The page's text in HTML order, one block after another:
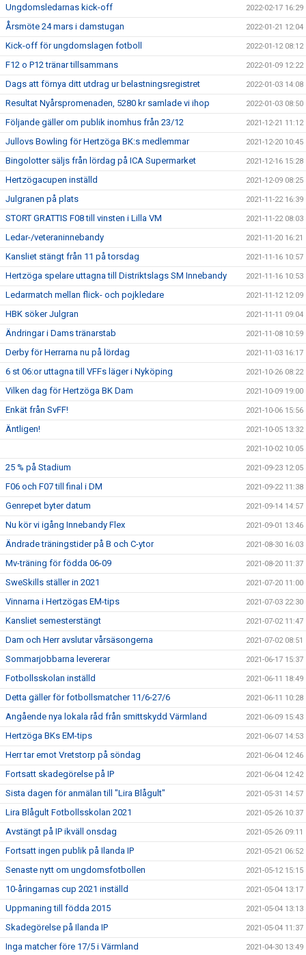
Ungdomsledarnas kick-off 2022-02-17 16:29
Årsmöte 24 mars i damstugan 2022-01-21 12:04
Kick-off för ungdomslagen fotboll 2022-01-12 08:12
F12 o P12 tränar tillsammans 2022-01-09 12:22
Dags att förnya ditt utdrag ur belastningsregistret 2022-01-03 14:08
Resultat Nyårspromenaden, 5280 kr samlade vi ihop 2022-01-03 08:50
Följande gäller om publik inomhus från 23/12 2021-12-21 11:12
Jullovs Bowling för Hertzöga BK:s medlemmar 2021-12-20 10:45
Bingolotter säljs från lördag på ICA Supermarket 2021-12-16 15:28
Hertzögacupen inställd 2021-12-09 08:25
Julgranen på plats 2021-11-22 16:39
STORT GRATTIS F08 till vinsten i Lilla VM 2021-11-22 08:03
Ledar-/veteraninnebandy 2021-11-20 16:21
Kansliet stängt från 11 på torsdag 2021-11-16 10:57
Hertzöga spelare uttagna till Distriktslags SM Innebandy 2021-11-16 10:53
Ledarmatch mellan flick- och pojkledare 2021-11-12 12:09
HBK söker Julgran 2021-11-11 09:04
Ändringar i Dams tränarstab 2021-11-08 10:59
Derby för Herrarna nu på lördag 2021-11-03 16:17
6 st 06:or uttagna till VFFs läger i Nyköping 2021-10-26 08:22
Vilken dag för Hertzöga BK Dam 2021-10-09 19:00
Enkät från SvFF! 2021-10-06 15:56
Äntligen! 2021-10-05 13:32
2021-10-02 10:05
25 % på Stadium 2021-09-23 12:05
F06 och F07 till final i DM 2021-09-22 11:38
Genrepet byter datum 2021-09-14 14:57
Nu kör vi igång Innebandy Flex 2021-09-01 13:46
Ändrade träningstider på B och C-ytor 2021-08-30 16:03
Mv-träning för födda 06-09 2021-08-20 11:37
SweSkills ställer in 2021 2021-07-20 11:00
Vinnarna i Hertzögas EM-tips 2021-07-03 22:30
Kansliet semesterstängt 2021-07-02 11:47
Dam och Herr avslutar vårsäsongerna 2021-07-02 08:51
Sommarjobbarna levererar 2021-06-17 15:37
Fotbollsskolan inställd 2021-06-11 18:49
Detta gäller för fotbollsmatcher 11/6-27/6 2021-06-11 10:28
Angående nya lokala råd från smittskydd Värmland 2021-06-09 15:43
Hertzöga BKs EM-tips 2021-06-07 14:53
Herr tar emot Vretstorp på söndag 2021-06-04 12:46
Fortsatt skadegörelse på IP 2021-06-04 12:42
Sista dagen för anmälan till "Lira Blågult" 2021-05-31 14:57
Lira Blågult Fotbollsskolan 2021 2021-05-26 10:37
Avstängt på IP ikväll onsdag 2021-05-26 09:11
Fortsatt ingen publik på Ilanda IP 2021-05-21 06:52
Senaste nytt om ungdomsfotbollen 2021-05-12 15:15
10-åringarnas cup 2021 inställd 2021-05-04 13:17
Uppmaning till födda 2015 2021-05-04 13:13
Skadegörelse på Ilanda IP 2021-05-04 11:37
Inga matcher före 17/5 i Värmland 2021-04-30 13:49